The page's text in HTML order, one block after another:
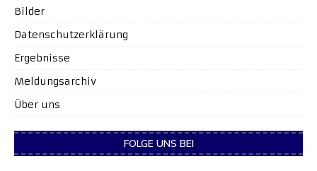
Bilder
Datenschutzerklärung
Ergebnisse
Meldungsarchiv
Über uns
FOLGE UNS BEI